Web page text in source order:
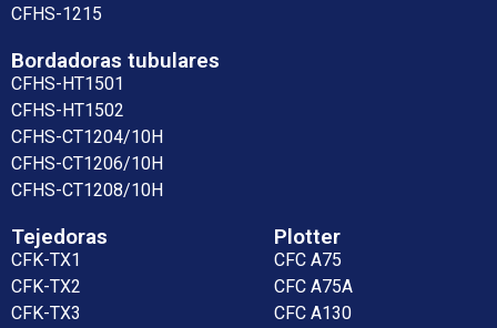
CFHS-1215
Bordadoras tubulares
CFHS-HT1501
CFHS-HT1502
CFHS-CT1204/10H
CFHS-CT1206/10H
CFHS-CT1208/10H
Tejedoras
CFK-TX1
CFK-TX2
CFK-TX3
Plotter
CFC A75
CFC A75A
CFC A130